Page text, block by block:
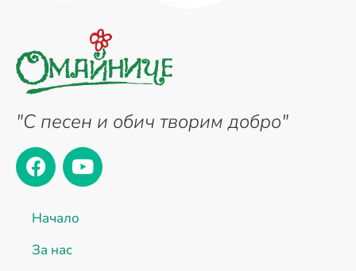
"С песен и обич творим добро"
Начало
За нас